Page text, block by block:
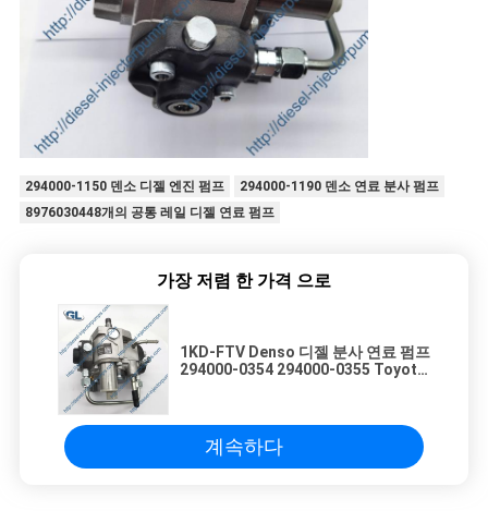
보
보
294000-1150 덴소 디젤 엔진 펌프
294000-1190 덴소 연료 분사 펌프
8976030448개의 공통 레일 디젤 연료 펌프
가장 저렴 한 가격 으로
1KD-FTV Denso 디젤 분사 연료 펌프
294000-0354 294000-0355 Toyota
계속하다